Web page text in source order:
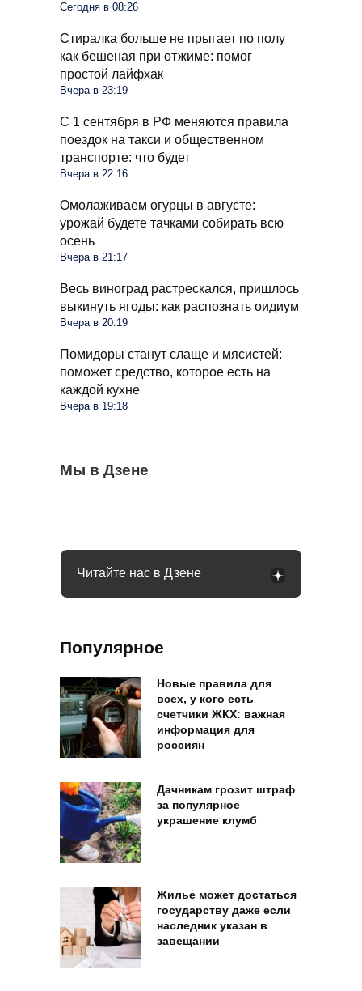
Сегодня в 08:26
Стиралка больше не прыгает по полу
как бешеная при отжиме: помог
простой лайфхак
Вчера в 23:19
С 1 сентября в РФ меняются правила
поездок на такси и общественном
транспорте: что будет
Вчера в 22:16
Омолаживаем огурцы в августе:
урожай будете тачками собирать всю
осень
Вчера в 21:17
Весь виноград растрескался, пришлось
выкинуть ягоды: как распознать оидиум
Вчера в 20:19
Помидоры станут слаще и мясистей:
поможет средство, которое есть на
каждой кухне
Вчера в 19:18
Мы в Дзене
С 1 сентября россиян будут сажать и
штрафовать за грибы: что нельзя
Сосед со скандалом требует убрать доски
Какое общение с гаишником неминуемо
Читайте нас в Дзене
Популярное
Новые правила для
всех, у кого есть
счетчики ЖКХ: важная
информация для
россиян
Дачникам грозит штраф
за популярное
украшение клумб
Жилье может достаться
государству даже если
наследник указан в
завещании